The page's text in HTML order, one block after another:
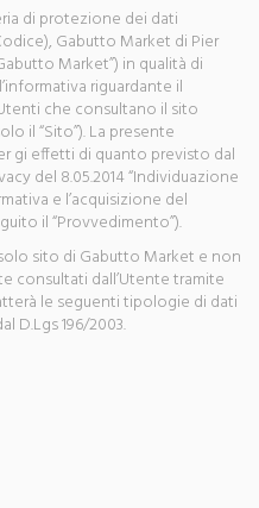
di protezione dei dati
Gabutto Market di Pier
Market”) in qualità di
riguardante il
che consultano il sito
il “Sito”). La presente
gi effetti di quanto previsto dal
del 8.05.2014 “Individuazione
e l’acquisizione del
il “Provvedimento”).
sito di Gabutto Market e non
consultati dall’Utente tramite
le seguenti tipologie di dati
D.Lgs 196/2003.